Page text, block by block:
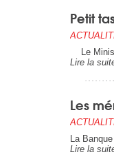
Petit
Le
Lire la
Les
La
Lire la